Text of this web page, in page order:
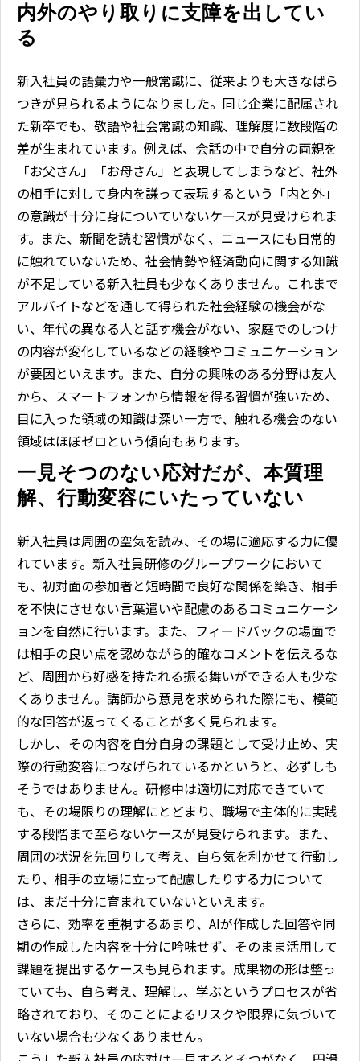
内外のやり取りに支障を出してい
る
新入社員の語彙力や一般常識に、従来よりも大きなばら
つきが見られるようになりました。同じ企業に配属され
た新卒でも、敬語や社会常識の知識、理解度に数段階の
差が生まれています。例えば、会話の中で自分の両親を
「お父さん」「お母さん」と表現してしまうなど、社外
の相手に対して身内を謙って表現するという「内と外」
の意識が十分に身についていないケースが見受けられま
す。また、新聞を読む習慣がなく、ニュースにも日常的
に触れていないため、社会情勢や経済動向に関する知識
が不足している新入社員も少なくありません。これまで
アルバイトなどを通して得られた社会経験の機会がな
い、年代の異なる人と話す機会がない、家庭でのしつけ
の内容が変化しているなどの経験やコミュニケーション
が要因といえます。また、自分の興味のある分野は友人
から、スマートフォンから情報を得る習慣が強いため、
目に入った領域の知識は深い一方で、触れる機会のない
領域はほぼゼロという傾向もあります。
一見そつのない応対だが、本質理
解、行動変容にいたっていない
新入社員は周囲の空気を読み、その場に適応する力に優
れています。新入社員研修のグループワークにおいて
も、初対面の参加者と短時間で良好な関係を築き、相手
を不快にさせない言葉遣いや配慮のあるコミュニケーシ
ョンを自然に行います。また、フィードバックの場面で
は相手の良い点を認めながら的確なコメントを伝えるな
ど、周囲から好感を持たれる振る舞いができる人も少な
くありません。講師から意見を求められた際にも、模範
的な回答が返ってくることが多く見られます。
しかし、その内容を自分自身の課題として受け止め、実
際の行動変容につなげられているかというと、必ずしも
そうではありません。研修中は適切に対応できていて
も、その場限りの理解にとどまり、職場で主体的に実践
する段階まで至らないケースが見受けられます。また、
周囲の状況を先回りして考え、自ら気を利かせて行動し
たり、相手の立場に立って配慮したりする力について
は、まだ十分に育まれていないといえます。
さらに、効率を重視するあまり、AIが作成した回答や同
期の作成した内容を十分に吟味せず、そのまま活用して
課題を提出するケースも見られます。成果物の形は整っ
ていても、自ら考え、理解し、学ぶというプロセスが省
略されており、そのことによるリスクや限界に気づいて
いない場合も少なくありません。